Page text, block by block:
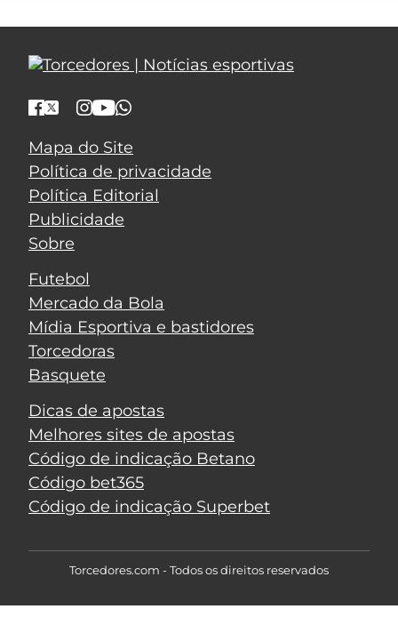
Mapa do Site
Política de privacidade
Política Editorial
Publicidade
Sobre
Futebol
Mercado da Bola
Mídia Esportiva e bastidores
Torcedoras
Basquete
Dicas de apostas
Melhores sites de apostas
Código de indicação Betano
Código bet365
Código de indicação Superbet
Torcedores.com - Todos os direitos reservados